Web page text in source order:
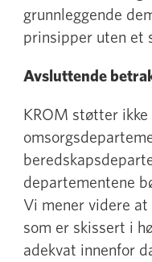
grunnleggende
prinsipper uten et
Avsluttende
KROM støtter
departementene
Vi mener videre
som er skissert i
adekvat innenfor